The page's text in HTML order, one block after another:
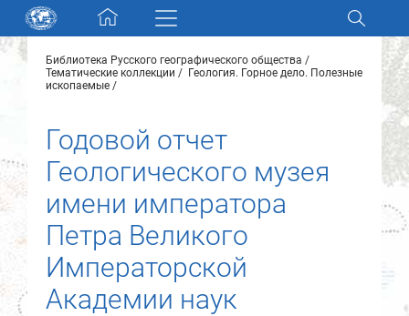
Skip navigation
Разделы и коллекции
Новости
О нас
Контакты
Найти
Библиотека Русского географического общества
Тематические коллекции
Геология. Горное дело. Полезные
ископаемые
Годовой отчет
Геологического музея
имени императора
Петра Великого
Императорской
Академии наук